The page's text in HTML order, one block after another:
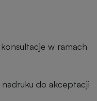
w ramach
do akceptacji